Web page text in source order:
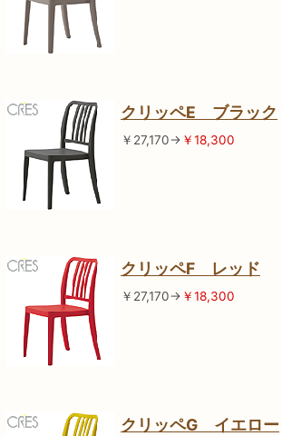
クリッペE ブラック
￥27,170→ ￥18,300
クリッペF レッド
￥27,170→ ￥18,300
クリッペG イエロー